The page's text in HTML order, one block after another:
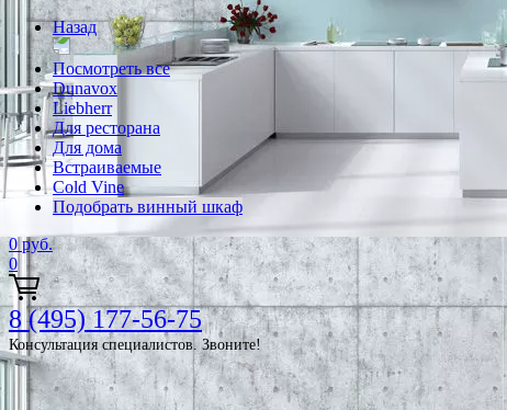
Назад
Посмотреть все
Dunavox
Liebherr
Для ресторана
Для дома
Встраиваемые
Cold Vine
Подобрать винный шкаф
0 руб.
0
8 (495) 177-56-75
Консультация специалистов. Звоните!